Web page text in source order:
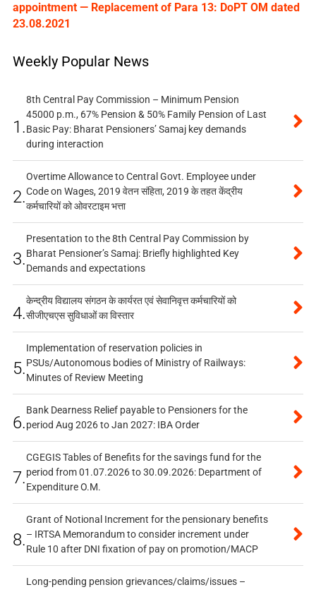
appointment — Replacement of Para 13: DoPT OM dated
23.08.2021
Weekly Popular News
1.
8th Central Pay Commission – Minimum Pension
45000 p.m., 67% Pension & 50% Family Pension of Last
Basic Pay: Bharat Pensioners’ Samaj key demands
during interaction
2.
Overtime Allowance to Central Govt. Employee under
Code on Wages, 2019 वेतन संहिता, 2019 के तहत केंद्रीय
कर्मचारियों को ओवरटाइम भत्ता
3.
Presentation to the 8th Central Pay Commission by
Bharat Pensioner’s Samaj: Briefly highlighted Key
Demands and expectations
4.
केन्द्रीय विद्यालय संगठन के कार्यरत एवं सेवानिवृत्त कर्मचारियों को
सीजीएचएस सुविधाओं का विस्तार
5.
Implementation of reservation policies in
PSUs/Autonomous bodies of Ministry of Railways:
Minutes of Review Meeting
6.
Bank Dearness Relief payable to Pensioners for the
period Aug 2026 to Jan 2027: IBA Order
7.
CGEGIS Tables of Benefits for the savings fund for the
period from 01.07.2026 to 30.09.2026: Department of
Expenditure O.M.
8.
Grant of Notional Increment for the pensionary benefits
– IRTSA Memorandum to consider increment under
Rule 10 after DNI fixation of pay on promotion/MACP
Long-pending pension grievances/claims/issues –